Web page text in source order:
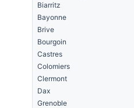
Biarritz
Bayonne
Brive
Bourgoin
Castres
Colomiers
Clermont
Dax
Grenoble